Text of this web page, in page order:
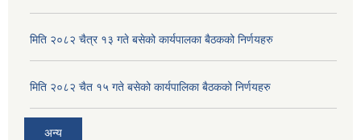
मिति २०८२ चैत्र १३ गते बसेको कार्यपालका बैठकको निर्णयहरु
मिति २०८२ चैत १५ गते बसेको कार्यपालिका बैठकको निर्णयहरु
अन्य